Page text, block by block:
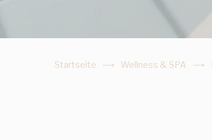
Startseite Wellness & SPA